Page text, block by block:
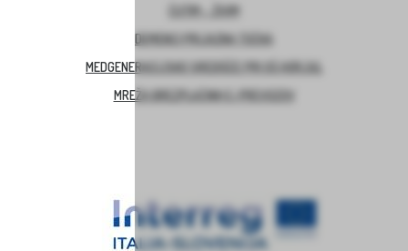
ČUTIM – ŽIVIM
DEMENCI PRIJAZNA TOČKA
MEDGENERACIJSKO SREDIŠČE PRI OŠ HORJUL
MREŽA BREZPLAČNIH E-PREVOZOV